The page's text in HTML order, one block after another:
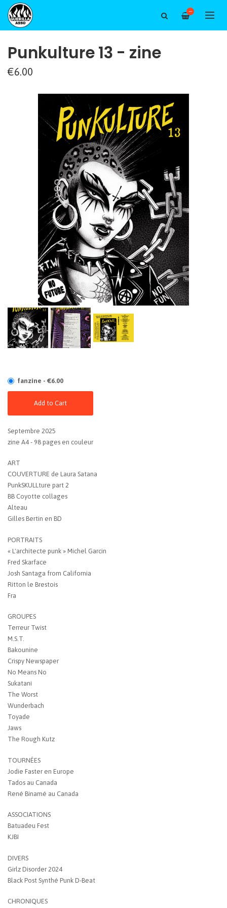
—
Punkulture 13 - zine
€6.00
fanzine - €6.00
Add to Cart
Septembre 2025
zine A4 - 98 pages en couleur
ART
COUVERTURE de Laura Satana
PunkSKULLture part 2
BB Coyotte collages
Alteau
Gilles Bertin en BD
PORTRAITS
« L'architecte punk » Michel Garcin
Fred Skarface
Josh Santaga from California
Ritton le Brestois
Fra
GROUPES
Terreur Twist
M.S.T.
Bakounine
Crispy Newspaper
No Means No
Sukatani
The Worst
Wunderbach
Toyade
Jaws
The Rough Kutz
TOURNÉES
Jodie Faster en Europe
Tados au Canada
René Binamé au Canada
ASSOCIATIONS
Batuadeu Fest
KJBI
DIVERS
Girlz Disorder 2024
Black Post Synthé Punk D-Beat
CHRONIQUES